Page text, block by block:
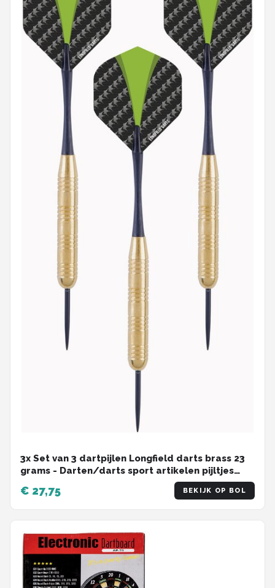
3x Set van 3 dartpijlen Longfield darts brass 23
grams - Darten/darts sport artikelen pijltjes
messing - Kinderen/volwassenen
€ 27,75 BEKIJK OP BOL